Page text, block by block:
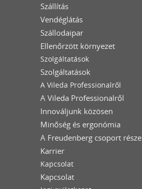
Szállítás
Vendéglátás
Szállodaipar
Ellenőrzött környezet
Szolgáltatások
Szolgáltatások
A Vileda Professionalről
A Vileda Professionalről
Innováljunk közösen
Minőség és ergonómia
A Freudenberg csoport része
Karrier
Kapcsolat
Kapcsolat